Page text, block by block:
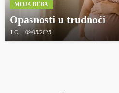
MOJA BEBA
Opasnosti u trudnoći
I C 09/05/2025